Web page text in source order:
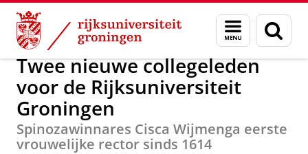
Skip
Content
Skip
Navigation
Menu
en
zoeken
Over ons Actueel Nieuws Nieuwsberichten
Twee nieuwe collegeleden
voor de Rijksuniversiteit
Groningen
Spinozawinnares Cisca Wijmenga eerste
vrouwelijke rector sinds 1614